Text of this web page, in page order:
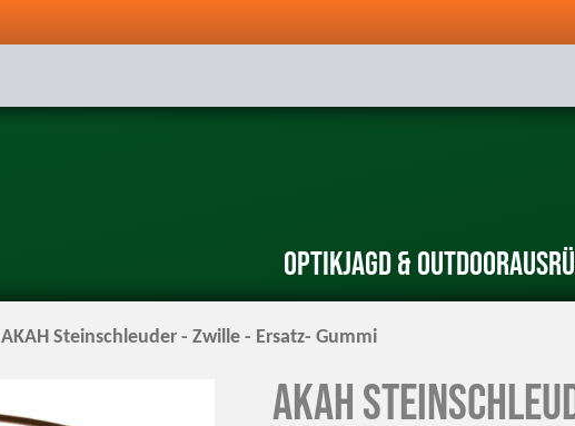
OptikJagd & Outdoor
AKAH Steinschleuder - Zwille - Ersatz- Gummi
AKAH